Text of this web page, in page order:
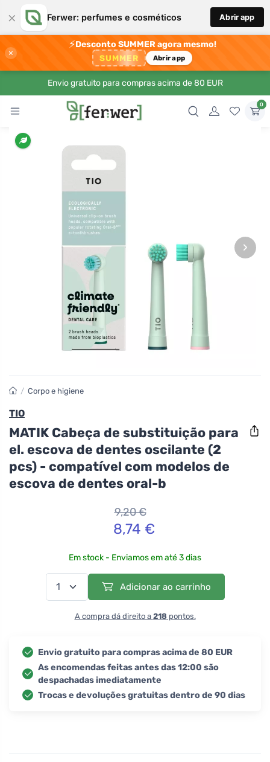
× Ferwer: perfumes e cosméticos Abrir app
×
⚡Desconto SUMMER agora mesmo!
SUMMER Abrir app
Envio gratuito para compras acima de 80 EUR
0
›
/ Corpo e higiene
TIO
MATIK Cabeça de substituição para
el. escova de dentes oscilante (2
pcs) - compatível com modelos de
escova de dentes oral-b
9,20 €
8,74 €
Em stock - Enviamos em até 3 dias
Adicionar ao carrinho
A compra dá direito a 218pontos.
Envio gratuito para compras acima de 80 EUR
As encomendas feitas antes das 12:00 são
despachadas imediatamente
Trocas e devoluções gratuitas dentro de 90 dias